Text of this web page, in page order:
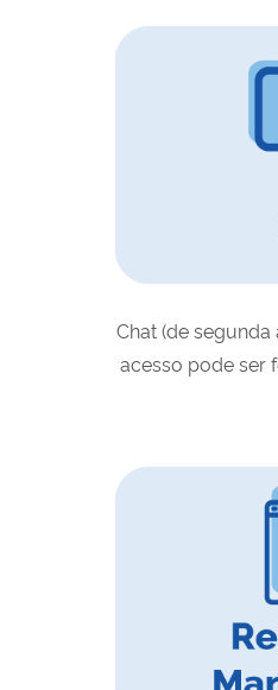
Chat (de segunda
acesso pode ser